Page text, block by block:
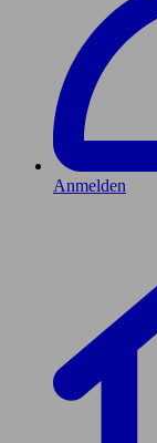
Anmelden